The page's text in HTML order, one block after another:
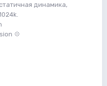
динамика,
💠